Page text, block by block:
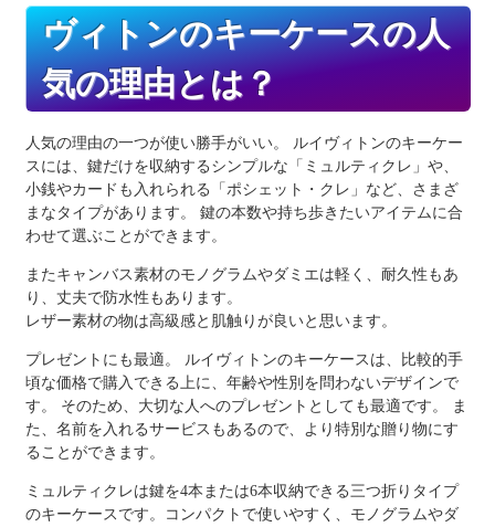
ヴィトンのキーケースの人
気の理由とは？
人気の理由の一つが使い勝手がいい。 ルイヴィトンのキーケー
スには、鍵だけを収納するシンプルな「ミュルティクレ」や、
小銭やカードも入れられる「ポシェット・クレ」など、さまざ
まなタイプがあります。 鍵の本数や持ち歩きたいアイテムに合
わせて選ぶことができます。
またキャンバス素材のモノグラムやダミエは軽く、耐久性もあ
り、丈夫で防水性もあります。
レザー素材の物は高級感と肌触りが良いと思います。
プレゼントにも最適。 ルイヴィトンのキーケースは、比較的手
頃な価格で購入できる上に、年齢や性別を問わないデザインで
す。 そのため、大切な人へのプレゼントとしても最適です。 ま
た、名前を入れるサービスもあるので、より特別な贈り物にす
ることができます。
ミュルティクレは鍵を4本または6本収納できる三つ折りタイプ
のキーケースです。コンパクトで使いやすく、モノグラムやダ